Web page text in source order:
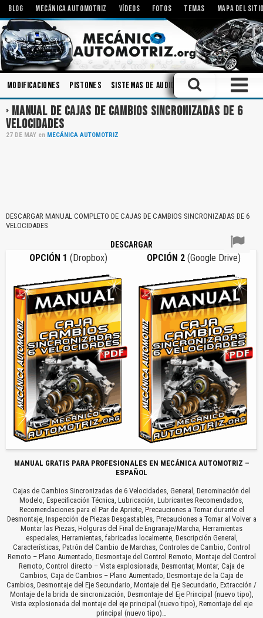
BLOG MECÁNICA AUTOMOTRIZ VÍDEOS FOTOS TEMAS MAPA DEL
Modificaciones Pistones Sistemas de Audio Amortiguadores
MANUAL DE CAJAS DE CAMBIOS SINCRONIZADAS DE 6
VELOCIDADES
27 DE MAY en MECÁNICA AUTOMOTRIZ
DESCARGAR MANUAL COMPLETO DE CAJAS DE CAMBIOS SINCRONIZADAS DE 6
VELOCIDADES
DESCARGAR
OPCIÓN 1 (Dropbox) OPCIÓN 2 (Google Drive)
MANUAL GRATIS PARA PROFESIONALES EN MECÁNICA AUTOMOTRIZ –
ESPAÑOL
Cajas de Cambios Sincronizadas de 6 Velocidades, General, Denominación del
Modelo, Especificación Técnica, Lubricación, Lubricantes Recomendados,
Recomendaciones para el Par de Apriete, Precauciones a Tomar durante el
Desmontaje, Inspección de Piezas Desgastables, Precauciones a Tomar al Volver a
Montar las Piezas, Holguras del Final de Engranaje/Marcha, Herramientas
especiales, Herramientas, fabricadas localmente, Descripción General,
Características, Patrón del Cambio de Marchas, Controles de Cambio, Control
Remoto – Plano Aumentado, Desmontaje del Control Remoto, Montaje del Control
Remoto, Control directo – Vista explosionada, Desmontar, Montar, Caja de
Cambios, Caja de Cambios – Plano Aumentado, Desmontaje de la Caja de
Cambios, Desmontaje del Eje Secundario, Montaje del Eje Secundario, Extracción /
Montaje de la brida de sincronización, Desmontaje del Eje Principal (nuevo tipo),
Vista explosionada del montaje del eje principal (nuevo tipo), Remontaje del eje
principal (nuevo tipo)…